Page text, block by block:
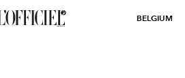
BELGIUM